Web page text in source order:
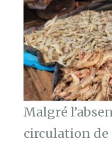
Malgré
circulation de